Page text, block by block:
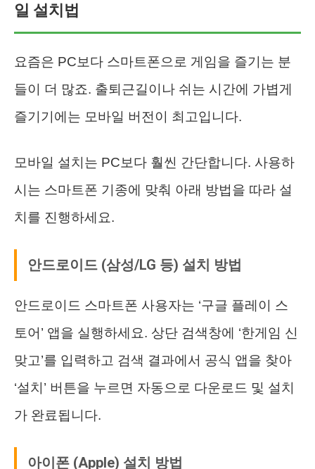
일 설치법
요즘은 PC보다 스마트폰으로 게임을 즐기는 분
들이 더 많죠. 출퇴근길이나 쉬는 시간에 가볍게
즐기기에는 모바일 버전이 최고입니다.
모바일 설치는 PC보다 훨씬 간단합니다. 사용하
시는 스마트폰 기종에 맞춰 아래 방법을 따라 설
치를 진행하세요.
안드로이드 (삼성/LG 등) 설치 방법
안드로이드 스마트폰 사용자는 ‘구글 플레이 스
토어’ 앱을 실행하세요. 상단 검색창에 ‘한게임 신
맞고’를 입력하고 검색 결과에서 공식 앱을 찾아
‘설치’ 버튼을 누르면 자동으로 다운로드 및 설치
가 완료됩니다.
아이폰 (Apple) 설치 방법